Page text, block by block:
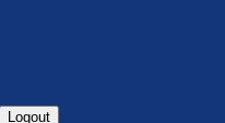
Logout